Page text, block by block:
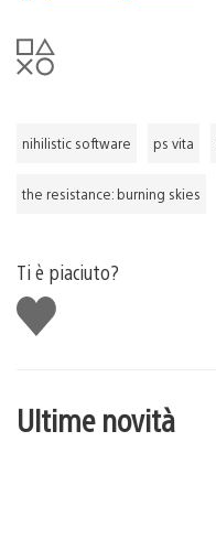
nihilistic software ps vita
the resistance: burning skies
Ti è piaciuto?
Mi
piace
Ultime novità